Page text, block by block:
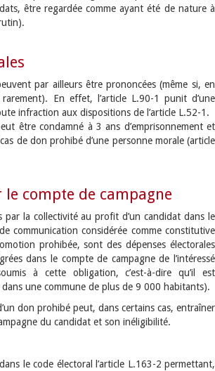
être regardée comme ayant été de nature à
par ailleurs être prononcées (même si, en
En effet, l’article L.90-1 punit d’une
infraction aux dispositions de l’article L.52-1.
être condamné à 3 ans d’emprisonnement et
de don prohibé d’une personne morale (article
le compte de campagne
par la collectivité au profit d’un candidat dans le
communication considérée comme constitutive
prohibée, sont des dépenses électorales
dans le compte de campagne de l’intéressé
à cette obligation, c’est-à-dire qu’il est
une commune de plus de 9 000 habitants).
don prohibé peut, dans certains cas, entraîner
du candidat et son inéligibilité.
le code électoral l’article L.163-2 permettant,